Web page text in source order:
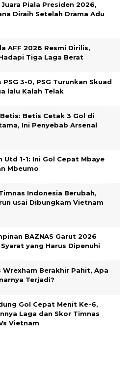
Piala Presiden 2026,
Diraih Setelah Drama Adu
AFF 2026 Resmi Dirilis,
Tiga Laga Berat
PSG 3-0, PSG Turunkan Skuad
lalu Kalah Telak
Betis Cetak 3 Gol di
Ini Penyebab Arsenal
Utd 1-1: Ini Gol Cepat Mbaye
Mbeumo
Indonesia Berubah,
usai Dibungkam Vietnam
BAZNAS Garut 2026
yang Harus Dipenuhi
Wrexham Berakhir Pahit, Apa
Terjadi?
Gol Cepat Menit Ke-6,
Laga dan Skor Timnas
Vietnam